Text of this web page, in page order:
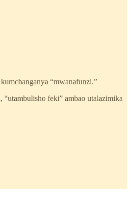
“mwanafunzi.”
feki” ambao utalazimika